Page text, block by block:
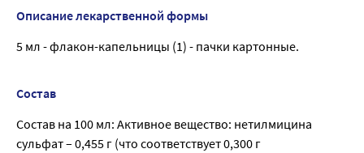
Описание лекарственной формы
5 мл - флакон-капельницы (1) - пачки картонные.
Состав
Состав на 100 мл: Активное вещество: нетилмицина
сульфат – 0,455 г (что соответствует 0,300 г